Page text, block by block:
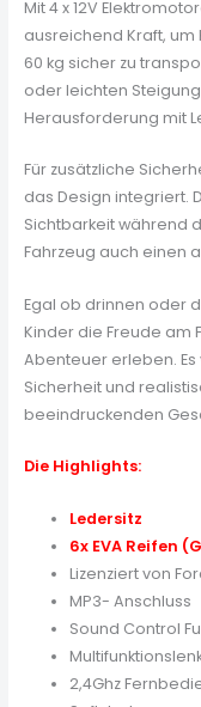
Mit 4 x 12V
ausreichend Kraft, um
60 kg sicher zu
oder leichten
Herausforderung mit
Für zusätzliche
das Design integriert.
Sichtbarkeit während
Fahrzeug auch einen
Egal ob drinnen oder
Kinder die Freude am
Abenteuer erleben.
Sicherheit und
beeindruckenden
Die Highlights:
Ledersitz
6x EVA Reifen
Lizenziert von
MP3- Anschluss
Sound Control
2,4Ghz